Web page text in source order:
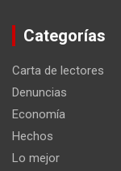
Categorías
Carta de lectores
Denuncias
Economía
Hechos
Lo mejor